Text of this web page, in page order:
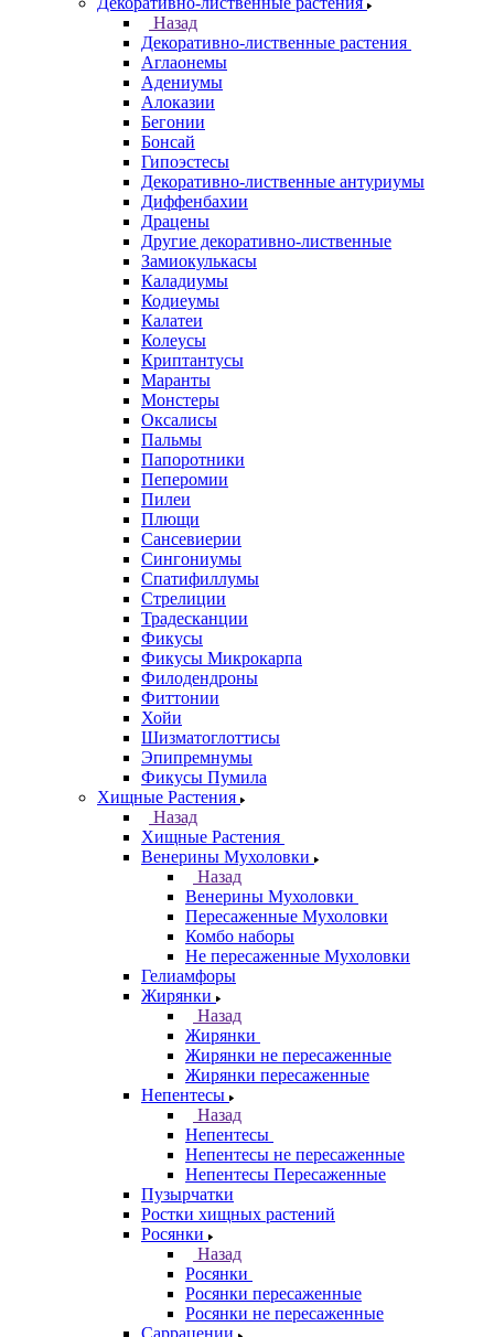
Назад
Декоративно-лиственные растения
Аглаонемы
Адениумы
Алоказии
Бегонии
Бонсай
Гипоэстесы
Декоративно-лиственные антуриумы
Диффенбахии
Драцены
Другие декоративно-лиственные
Замиокулькасы
Каладиумы
Кодиеумы
Калатеи
Колеусы
Криптантусы
Маранты
Монстеры
Оксалисы
Пальмы
Папоротники
Пеперомии
Пилеи
Плющи
Сансевиерии
Сингониумы
Спатифиллумы
Стрелиции
Традесканции
Фикусы
Фикусы Микрокарпа
Филодендроны
Фиттонии
Хойи
Шизматоглоттисы
Эпипремнумы
Фикусы Пумила
Хищные Растения
Назад
Хищные Растения
Венерины Мухоловки
Назад
Венерины Мухоловки
Пересаженные Мухоловки
Комбо наборы
Не пересаженные Мухоловки
Гелиамфоры
Жирянки
Назад
Жирянки
Жирянки не пересаженные
Жирянки пересаженные
Непентесы
Назад
Непентесы
Непентесы не пересаженные
Непентесы Пересаженные
Пузырчатки
Ростки хищных растений
Росянки
Назад
Росянки
Росянки пересаженные
Росянки не пересаженные
Саррацении